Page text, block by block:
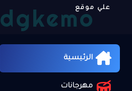
الرئيسية
مهرجانات
dgkemoعلي موقع